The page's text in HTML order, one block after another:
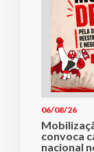
06/08/26
convoca
nacional